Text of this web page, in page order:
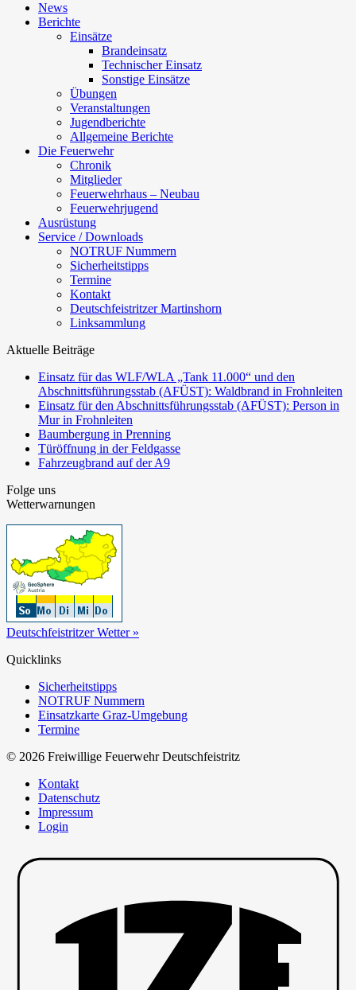
News
Berichte
Einsätze
Brandeinsatz
Technischer Einsatz
Sonstige Einsätze
Übungen
Veranstaltungen
Jugendberichte
Allgemeine Berichte
Die Feuerwehr
Chronik
Mitglieder
Feuerwehrhaus – Neubau
Feuerwehrjugend
Ausrüstung
Service / Downloads
NOTRUF Nummern
Sicherheitstipps
Termine
Kontakt
Deutschfeistritzer Martinshorn
Linksammlung
Aktuelle Beiträge
Einsatz für das WLF/WLA „Tank 11.000“ und den
Abschnittsführungsstab (AFÜST): Waldbrand in Frohnleiten
Einsatz für den Abschnittsführungsstab (AFÜST): Person in
Mur in Frohnleiten
Baumbergung in Prenning
Türöffnung in der Feldgasse
Fahrzeugbrand auf der A9
Folge uns
Wetterwarnungen
Deutschfeistritzer Wetter »
Quicklinks
Sicherheitstipps
NOTRUF Nummern
Einsatzkarte Graz-Umgebung
Termine
© 2026 Freiwillige Feuerwehr Deutschfeistritz
Kontakt
Datenschutz
Impressum
Login